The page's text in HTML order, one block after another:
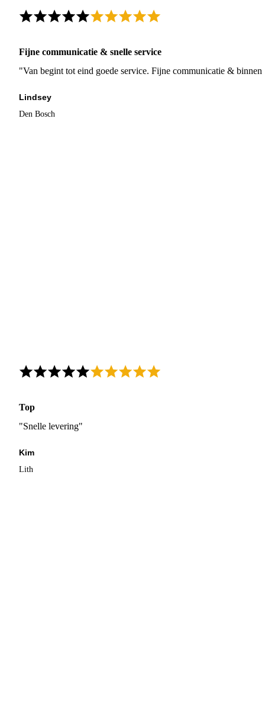
Fijne communicatie & snelle service
"Van begint tot eind goede service. Fijne communicatie &
Lindsey
Den Bosch
Top
"Snelle levering"
Kim
Lith